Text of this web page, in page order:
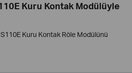
Kuru Kontak Modülüyle
S110E Kuru Kontak Röle Modülünü